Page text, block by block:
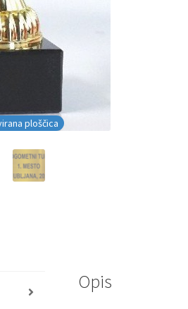
ploščica
Opis